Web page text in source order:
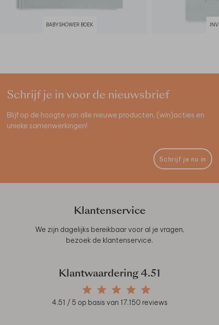
BABYSHOWER BOEK
Schrijf je in voor de nieuwsbrief
Blijf op de hoogte van alle nieuwe producten, (win)acties en
unieke samenwerkingen!
Schrijf je nu in
Klantenservice
We zijn dagelijks bereikbaar voor al je vragen,
bezoek de klantenservice.
Klantwaardering 4.51
4.51 / 5 op basis van 17.150 reviews